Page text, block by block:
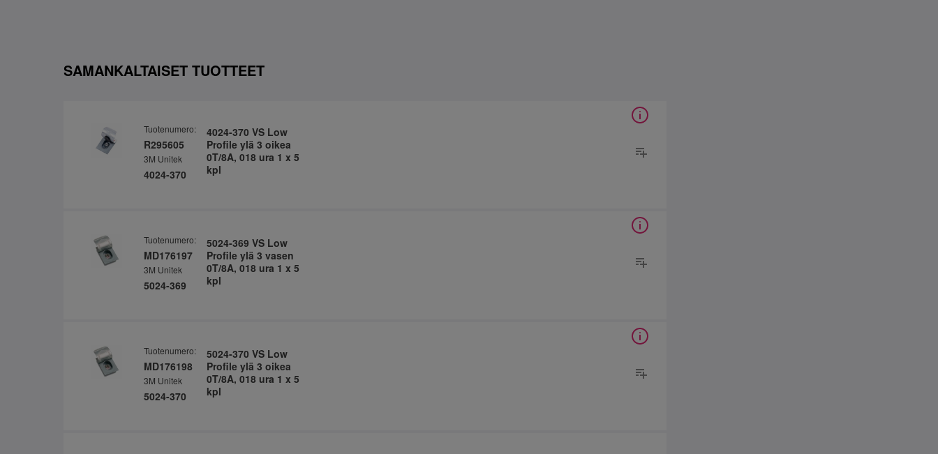
SAMANKALTAISET TUOTTEET
Tuotenumero:
R295605
3M Unitek
4024-370
4024-370 VS Low
Profile ylä 3 oikea
0T/8A, 018 ura 1 x 5
kpl
Tuotenumero:
MD176197
3M Unitek
5024-369
5024-369 VS Low
Profile ylä 3 vasen
0T/8A, 018 ura 1 x 5
kpl
Tuotenumero:
MD176198
3M Unitek
5024-370
5024-370 VS Low
Profile ylä 3 oikea
0T/8A, 018 ura 1 x 5
kpl